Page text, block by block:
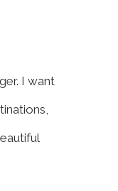
I want